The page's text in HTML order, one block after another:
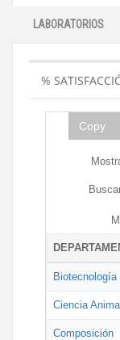
LABORATORIOS
%
Copy
Biotecnología
Ciencia
Composición